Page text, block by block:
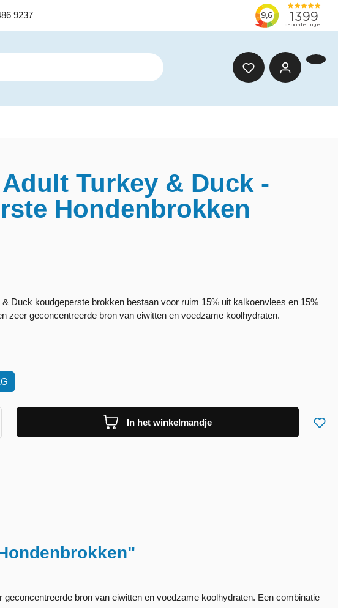
9237
Turkey & Duck -
Hondenbrokken
& Duck koudgeperste brokken bestaan voor ruim 15% uit kalkoenvlees en 15%
zeer geconcentreerde bron van eiwitten en voedzame koolhydraten.
In het winkelmandje
bron van eiwitten en voedzame koolhydraten. Een combinatie